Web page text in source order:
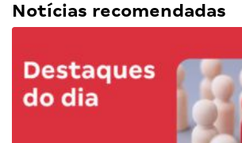
Notícias recomendadas